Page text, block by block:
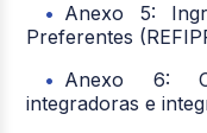
Anexo 5:
Preferentes
Anexo 6:
integradoras e